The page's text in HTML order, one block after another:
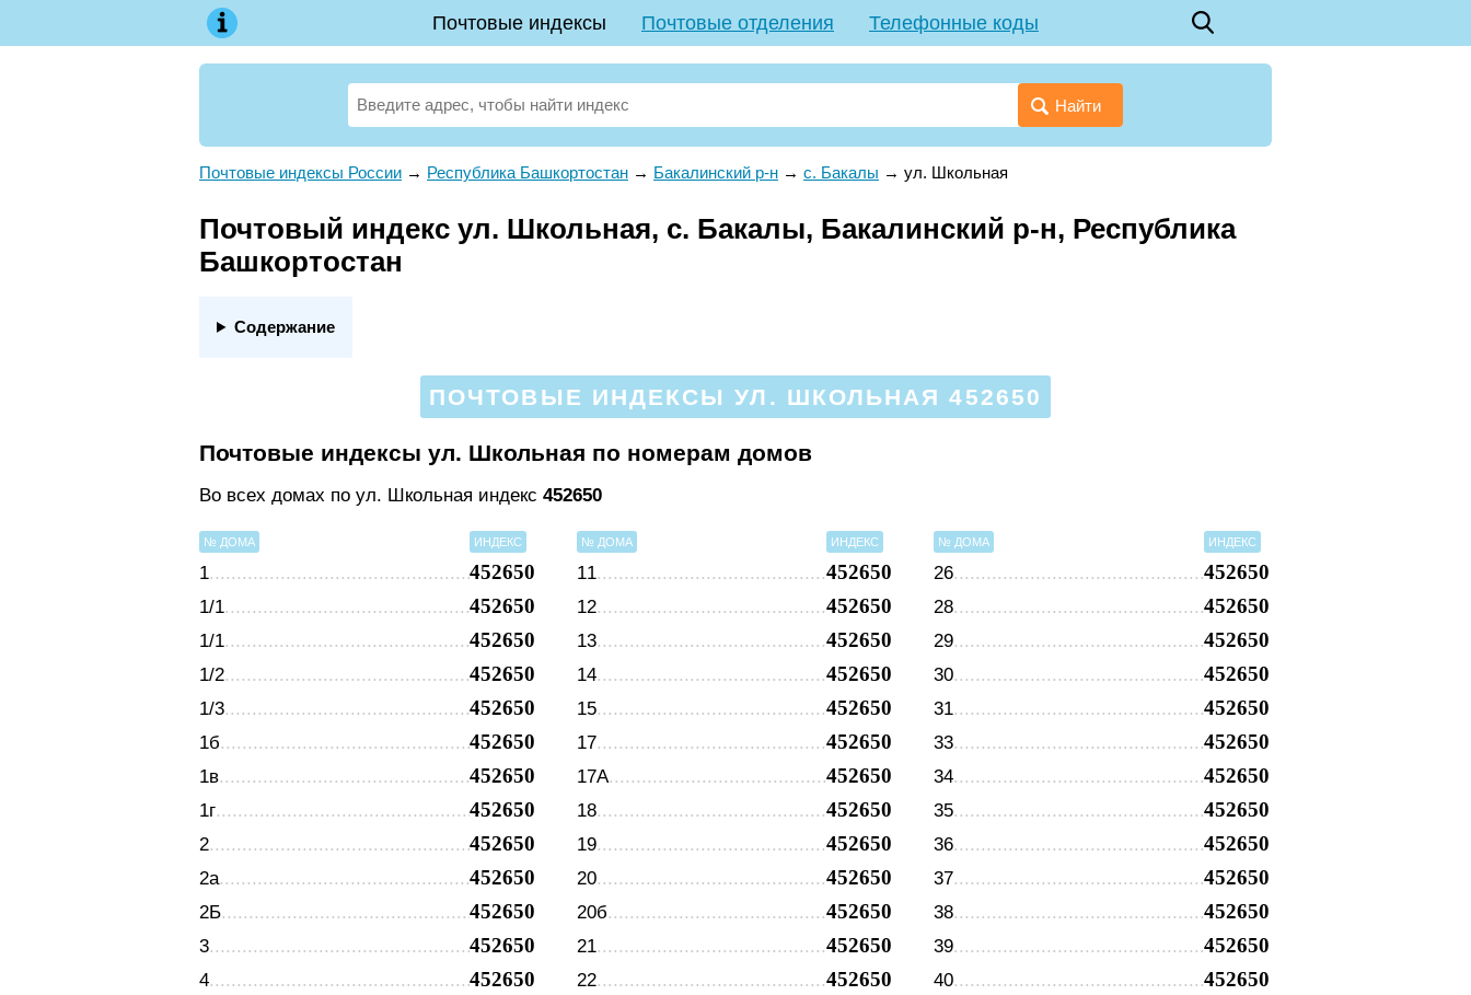
Почтовые индексы Почтовые отделения Телефонные коды
Найти
Почтовые индексы России → Республика Башкортостан → Бакалинский р-н → с. Бакалы → ул. Школьная
Почтовый индекс ул. Школьная, с. Бакалы, Бакалинский р-н, Республика
Башкортостан
Содержание
ПОЧТОВЫЕ ИНДЕКСЫ УЛ. ШКОЛЬНАЯ 452650
Почтовые индексы ул. Школьная по номерам домов
Во всех домах по ул. Школьная индекс 452650
№ ДОМА ИНДЕКС
1 452650
1/1 452650
1/1 452650
1/2 452650
1/3 452650
1б 452650
1в 452650
1г 452650
2 452650
2а 452650
2Б 452650
3 452650
4 452650
№ ДОМА ИНДЕКС
11 452650
12 452650
13 452650
14 452650
15 452650
17 452650
17А 452650
18 452650
19 452650
20 452650
20б 452650
21 452650
22 452650
№ ДОМА ИНДЕКС
26 452650
28 452650
29 452650
30 452650
31 452650
33 452650
34 452650
35 452650
36 452650
37 452650
38 452650
39 452650
40 452650